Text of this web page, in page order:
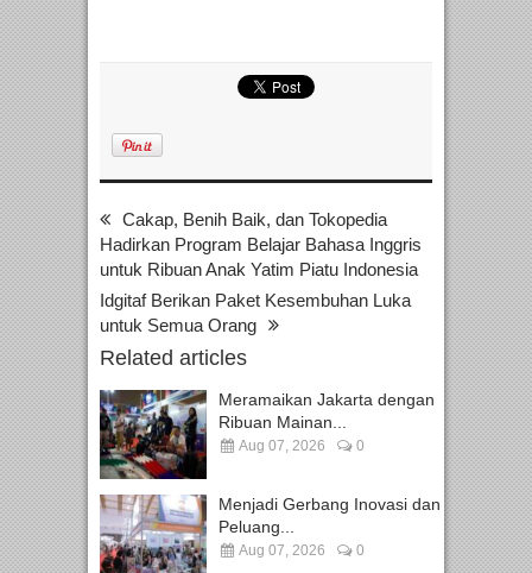
Cakap, Benih Baik, dan Tokopedia
Hadirkan Program Belajar Bahasa Inggris
untuk Ribuan Anak Yatim Piatu Indonesia
Idgitaf Berikan Paket Kesembuhan Luka
untuk Semua Orang
Related articles
Meramaikan Jakarta dengan
Ribuan Mainan...
Aug 07, 2026 0
Menjadi Gerbang Inovasi dan
Peluang...
Aug 07, 2026 0